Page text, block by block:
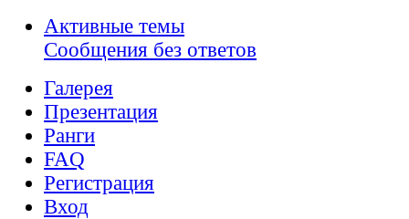
Активные темы
Сообщения без ответов
Галерея
Презентация
Ранги
FAQ
Регистрация
Вход